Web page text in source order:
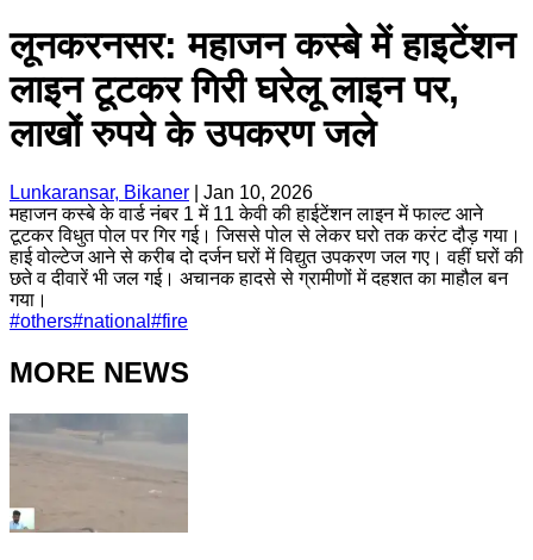
लूनकरनसर: महाजन कस्बे में हाइटेंशन
लाइन टूटकर गिरी घरेलू लाइन पर,
लाखों रुपये के उपकरण जले
Lunkaransar, Bikaner
Jan 10, 2026
महाजन कस्बे के वार्ड नंबर 1 में 11 केवी की हाईटेंशन लाइन में फाल्ट आने
टूटकर विधुत पोल पर गिर गई। जिससे पोल से लेकर घरो तक करंट दौड़ गया।
हाई वोल्टेज आने से करीब दो दर्जन घरों में विद्युत उपकरण जल गए। वहीं घरों की
छते व दीवारें भी जल गई। अचानक हादसे से ग्रामीणों में दहशत का माहौल बन
गया।
#others#national #fire
MORE NEWS